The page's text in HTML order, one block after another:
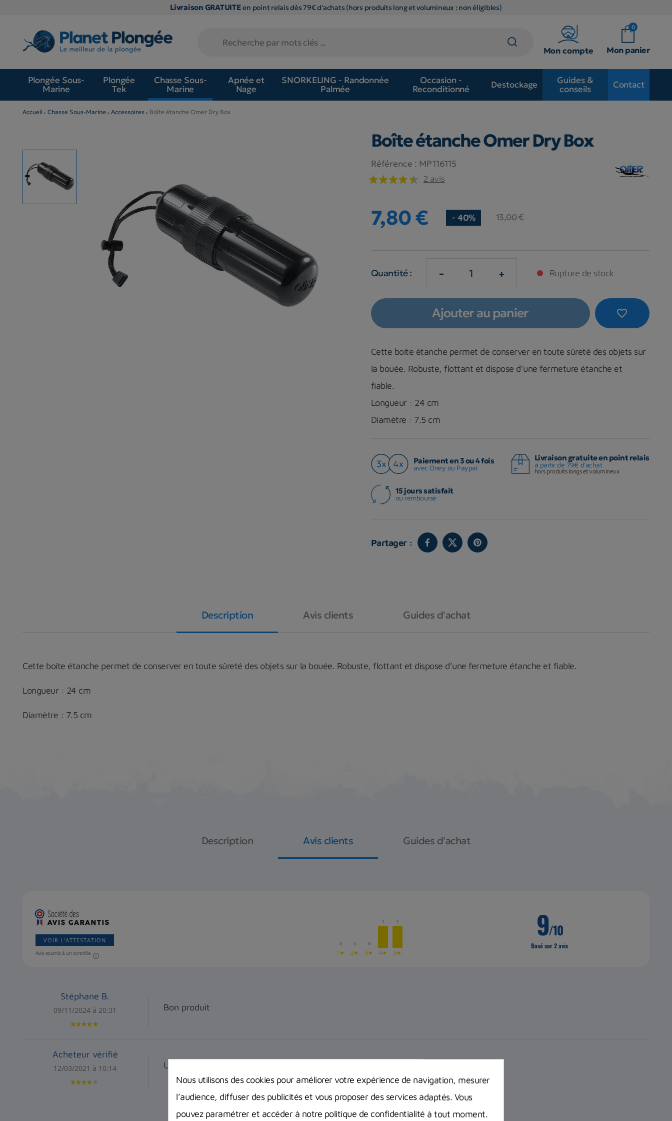
Livraison GRATUITEen point relais dès 79€ d'achats (hors produits long et volumineux : non éligibles)
Mon compte
0
Mon panier
Plongée Sous-
Marine
Plongée
Tek
Chasse Sous-
Marine
Apnée et
Nage
SNORKELING - Randonnée
Palmée
Occasion -
Reconditionné
Destockage
Guides &
conseils
Contact
Accueil Chasse Sous-Marine Accessoires Boîte étanche Omer Dry Box
Boîte étanche Omer Dry Box
Référence : MP116115
2 avis
7,80 € - 40% 13,00 €
Quantité : - + Rupture de stock
favorite_border
Ajouter au panier
Cette boite étanche permet de conserver en toute sûreté des objets sur
la bouée. Robuste, flottant et dispose d’une fermeture étanche et
fiable.
Longueur : 24 cm
Diamètre : 7.5 cm
Paiement en 3 ou 4 fois
avec Oney ou Paypal
Livraison gratuite en point relais
à partir de 79€ d'achat
hors produits longs et volumineux
15 jours satisfait
ou remboursé
Partager :
Description Avis clients Guides d'achat
Cette boite étanche permet de conserver en toute sûreté des objets sur la bouée. Robuste, flottant et dispose d’une fermeture étanche et fiable.
Longueur : 24 cm
Diamètre : 7.5 cm
Description Avis clients Guides d'achat
VOIR L'ATTESTATION
Avis soumis à un contrôle
0
1★
0
2★
0
3★
1
4★
1
5★
9/10
Basé sur 2 avis
Stéphane B.
09/11/2024 à 20:31 Bon produit
Acheteur vérifié
12/03/2021 à 10:14 Un peu petit
Nous utilisons des cookies pour améliorer votre expérience de navigation, mesurer
l’audience, diffuser des publicités et vous proposer des services adaptés. Vous
pouvez paramétrer et accéder à notre politique de confidentialité à tout moment.